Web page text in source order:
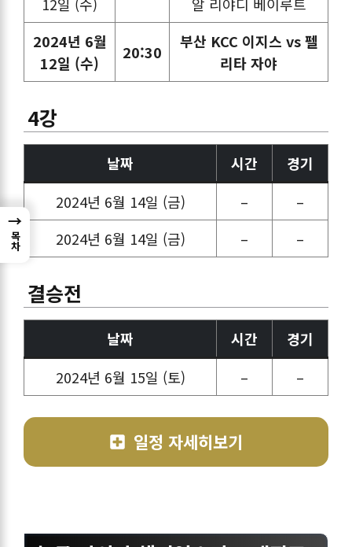
2024년 6월
12일 (수)
20:30
부산 KCC 이지스 vs 펠
리타 자야
4강
날짜 시간
경기
2024년 6월 14일 (금)
–
–
2024년 6월 14일 (금)
– –
결승전
날짜 시간
경기
2024년 6월 15일 (토)
– –
일정 자세히보기
→
목차